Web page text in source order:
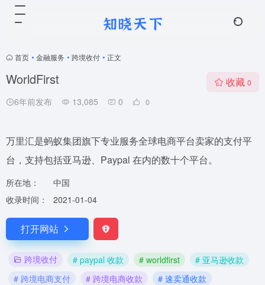
首页 • 金融服务 • 跨境收付 • 正文
WorldFirst
6年前发布 13,085 0 0
收藏 0
万里汇是蚂蚁集团旗下专业服务全球电商平台卖家的支付平
台，支持包括亚马逊、Paypal 在内的数十个平台。
所在地：
中国
收录时间：
2021-01-04
打开网站
跨境收付 # paypal 收款 # worldfirst
# 亚马逊收款
# 跨境电商支付
# 跨境电商收款 # 速卖通收款